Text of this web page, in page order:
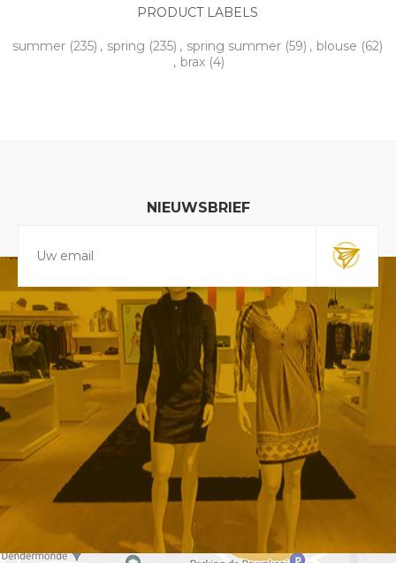
PRODUCT LABELS
summer (235) , spring (235) , spring summer (59) , blouse (62)
, brax (4)
NIEUWSBRIEF